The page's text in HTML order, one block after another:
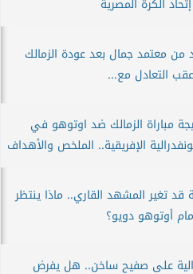
الكرة المصرية
من معتمد جمال بعد عودة الزمالك
التعادل مع...
مباراة الزمالك ضد اوتوهو في
الإفريقية.. الملخص والأهداف
قد تغير المشهد القاري.. ماذا ينتظر
أوتوهو دويو؟
على صفيح ساخن.. هل يفرض